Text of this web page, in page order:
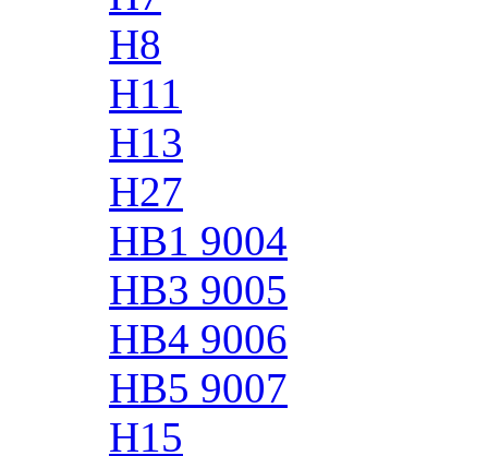
H8
H11
H13
H27
HB1 9004
HB3 9005
HB4 9006
HB5 9007
H15